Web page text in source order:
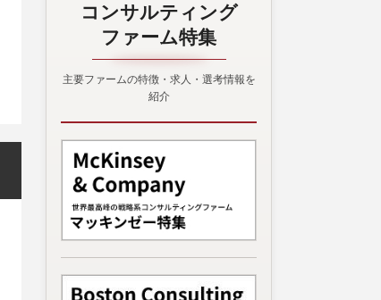
コンサルティング
ファーム特集
主要ファームの特徴・求人・選考情報を
紹介